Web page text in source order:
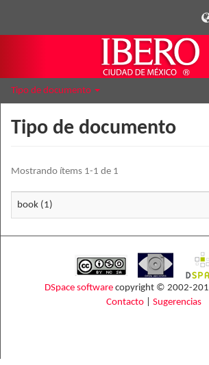
Tipo de documento
Tipo de documento
Mostrando ítems 1-1 de 1
book (1)
DSpace software copyright © 2002-
Contacto| Sugerencias